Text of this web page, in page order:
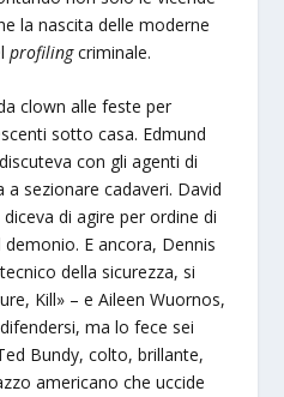
la nascita delle moderne
profilingcriminale.
clown alle feste per
sotto casa. Edmund
con gli agenti di
sezionare cadaveri. David
di agire per ordine di
E ancora, Dennis
della sicurezza, si
Kill» – e Aileen Wuornos,
ma lo fece sei
Bundy, colto, brillante,
americano che uccide